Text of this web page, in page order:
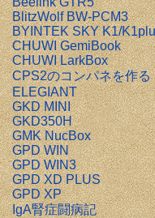
BlitzWolf BW-PCM3
BYINTEK SKY K1/
CHUWI GemiBook
CHUWI LarkBox
CPS2のコンパネを作る
ELEGIANT
GKD MINI
GKD350H
GMK NucBox
GPD WIN
GPD WIN3
GPD XD PLUS
GPD XP
IgA腎症闘病記